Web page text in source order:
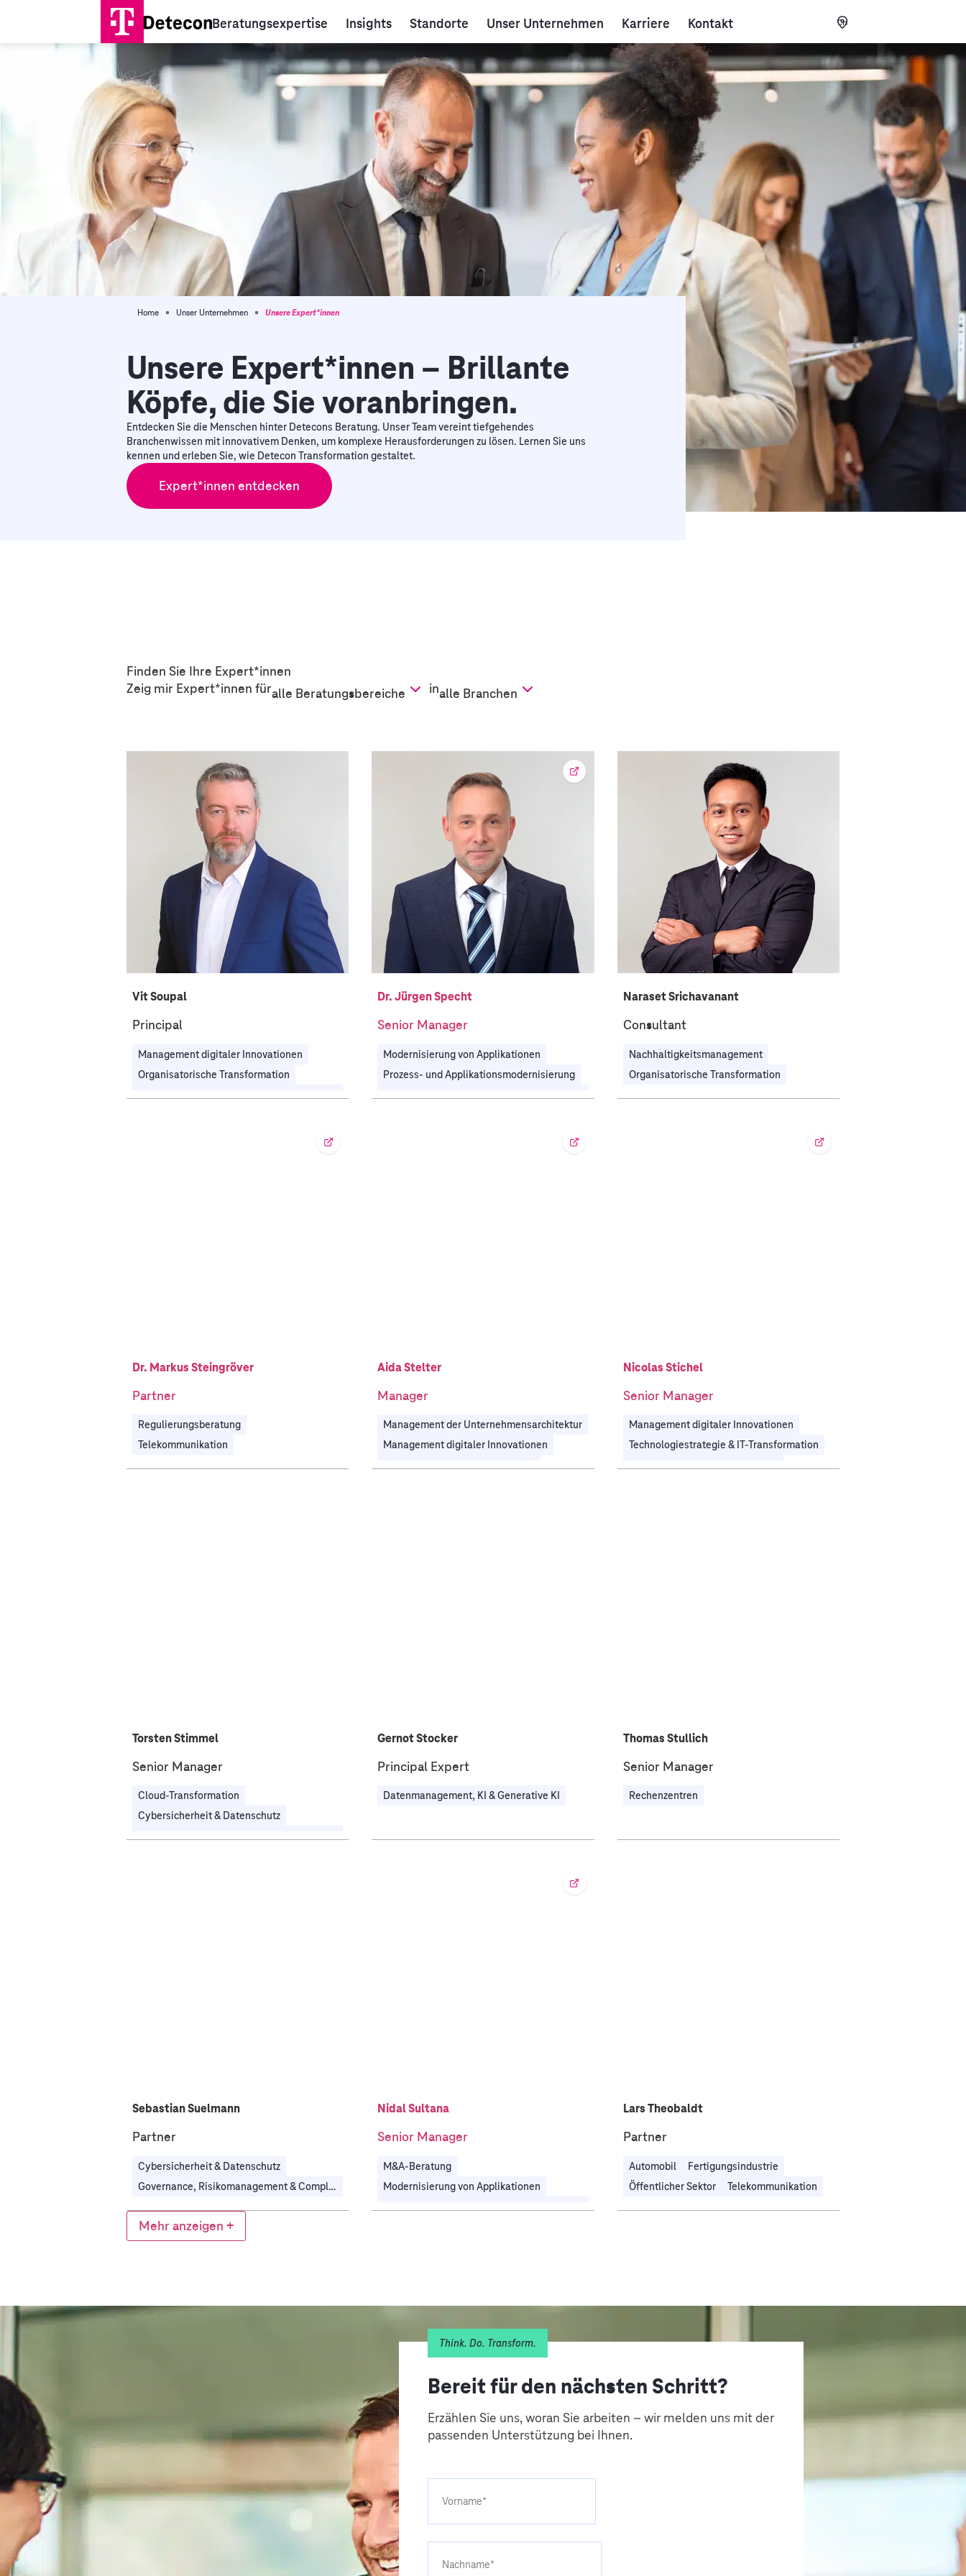
Beratungsexpertise Insights Standorte Unser Unternehmen Karriere Kontakt CH
Home Unser Unternehmen Unsere Expert*innen
Unsere Expert*innen – Brillante
Köpfe, die Sie voranbringen.
Entdecken Sie die Menschen hinter Detecons Beratung. Unser Team vereint tiefgehendes
Branchenwissen mit innovativem Denken, um komplexe Herausforderungen zu lösen. Lernen Sie uns
kennen und erleben Sie, wie Detecon Transformation gestaltet.
Expert*innen entdecken
Finden Sie Ihre Expert*innen
Zeig mir Expert*innen füralle Beratungsbereiche inalle Branchen
Vit Soupal
Principal
Management digitaler Innovationen
Organisatorische Transformation
Dr. Jürgen Specht
Senior Manager
Modernisierung von Applikationen
Prozess- und Applikationsmodernisierung
Naraset Srichavanant
Consultant
Nachhaltigkeitsmanagement
Organisatorische Transformation
Dr. Markus Steingröver
Partner
Regulierungsberatung
Telekommunikation
Aida Stelter
Manager
Management der Unternehmensarchitektur
Management digitaler Innovationen
Nicolas Stichel
Senior Manager
Management digitaler Innovationen
Technologiestrategie & IT-Transformation
Torsten Stimmel
Senior Manager
Cloud-Transformation
Cybersicherheit & Datenschutz
Gernot Stocker
Principal Expert
Datenmanagement, KI & Generative KI
Thomas Stullich
Senior Manager
Rechenzentren
Sebastian Suelmann
Partner
Cybersicherheit & Datenschutz
Governance, Risikomanagement & Compliance
Nidal Sultana
Senior Manager
M&A-Beratung
Modernisierung von Applikationen
Lars Theobaldt
Partner
Automobil
Fertigungsindustrie
Öffentlicher Sektor
Telekommunikation
Mehr anzeigen +
Think. Do. Transform.
Bereit für den nächsten Schritt?
Erzählen Sie uns, woran Sie arbeiten – wir melden uns mit der
passenden Unterstützung bei Ihnen.